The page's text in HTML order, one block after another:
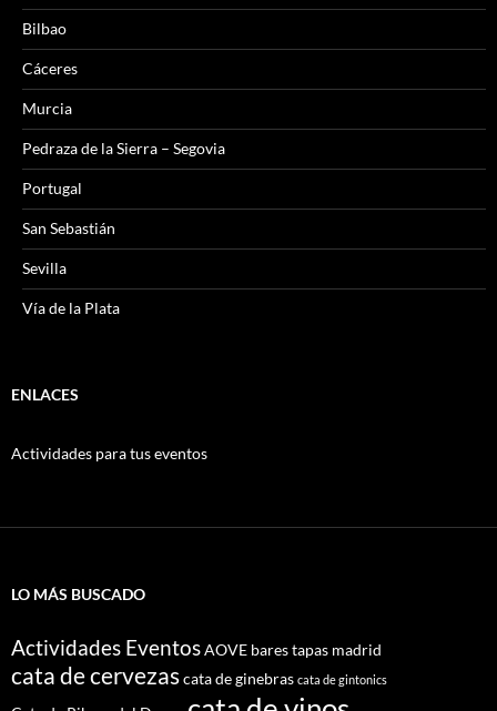
Bilbao
Cáceres
Murcia
Pedraza de la Sierra – Segovia
Portugal
San Sebastián
Sevilla
Vía de la Plata
ENLACES
Actividades para tus eventos
LO MÁS BUSCADO
Actividades EventosAOVE bares tapas madrid
cata de cervezascata de ginebras cata de gintonics